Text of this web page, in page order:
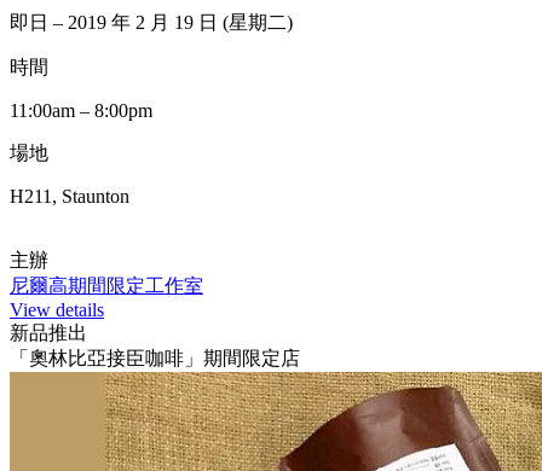
即日 – 2019 年 2 月 19 日 (星期二)
時間
11:00am – 8:00pm
場地
H211, Staunton
主辦
尼爾高期間限定工作室
View details
新品推出
「奧林比亞接臣咖啡」期間限定店